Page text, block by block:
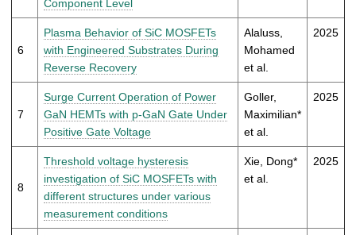
Component Level
6
Plasma Behavior of SiC MOSFETs
with Engineered Substrates During
Reverse Recovery
Alaluss,
Mohamed
et al.
2025
7
Surge Current Operation of Power
GaN HEMTs with p-GaN Gate Under
Positive Gate Voltage
Goller,
Maximilian*
et al.
2025
8
Threshold voltage hysteresis
investigation of SiC MOSFETs with
different structures under various
measurement conditions
Xie, Dong*
et al.
2025